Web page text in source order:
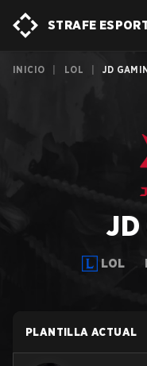
STRAFE
INICIO LOL JD
LOL
PLANTILLA ACTUAL